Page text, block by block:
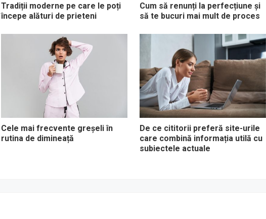
Tradiții moderne pe care le poți
începe alături de prieteni
Cum să renunți la perfecțiune și
să te bucuri mai mult de proces
Cele mai frecvente greșeli în
rutina de dimineață
De ce cititorii preferă site-urile
care combină informația utilă cu
subiectele actuale